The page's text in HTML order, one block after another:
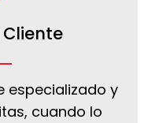
especializado y
cuando lo